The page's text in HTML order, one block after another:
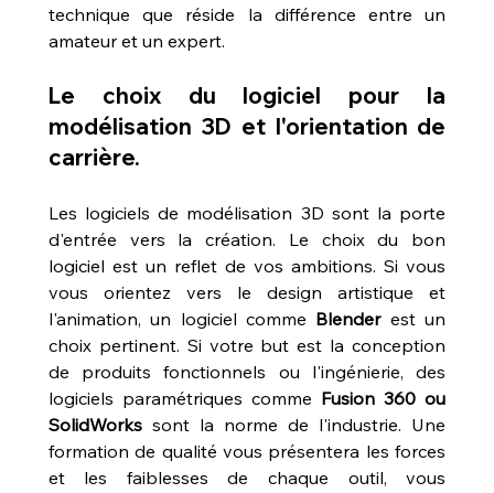
technique que réside la différence entre un
amateur et un expert.
Le choix du logiciel pour la
modélisation 3D et l'orientation de
carrière.
Les logiciels de modélisation 3D sont la porte
d'entrée vers la création. Le choix du bon
logiciel est un reflet de vos ambitions. Si vous
vous orientez vers le design artistique et
l'animation, un logiciel comme Blender est un
choix pertinent. Si votre but est la conception
de produits fonctionnels ou l'ingénierie, des
logiciels paramétriques comme Fusion 360 ou
SolidWorks sont la norme de l'industrie. Une
formation de qualité vous présentera les forces
et les faiblesses de chaque outil, vous